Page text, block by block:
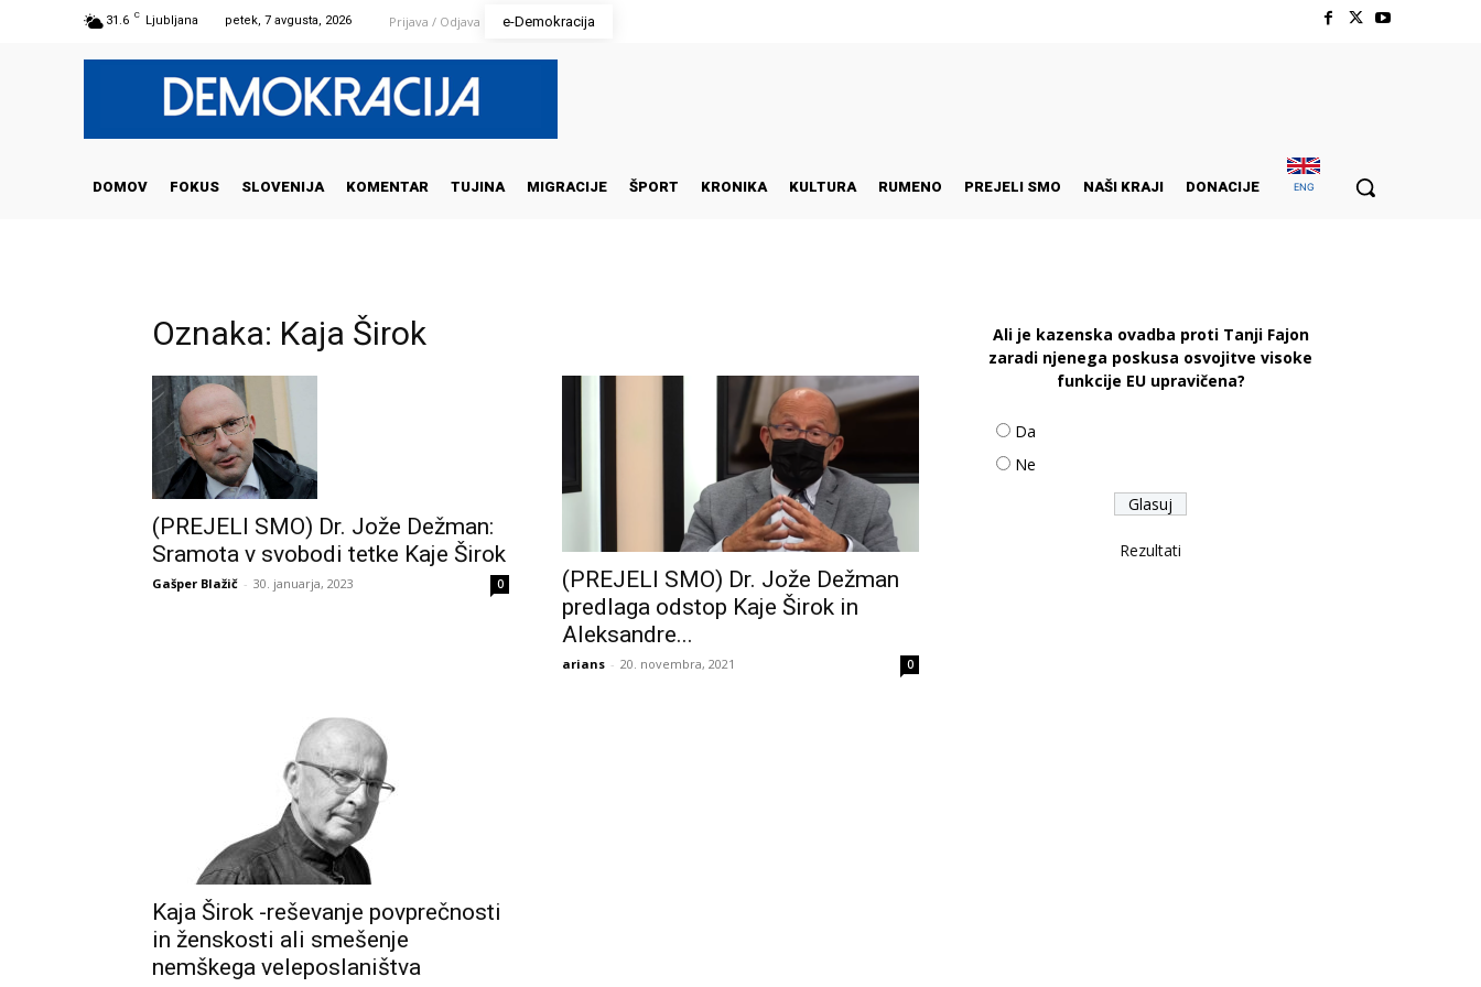
31.6 C Ljubljana petek, 7 avgusta, 2026 Prijava / Odjava e-Demokracija
DOMOV FOKUS SLOVENIJA KOMENTAR TUJINA MIGRACIJE ŠPORT KRONIKA KULTURA RUMENO PREJELI SMO NAŠI KRAJI DONACIJE ENG
Oznaka: Kaja Širok
(PREJELI SMO) Dr. Jože Dežman:
Sramota v svobodi tetke Kaje Širok
Gašper Blažič - 30. januarja, 2023 0
(PREJELI SMO) Dr. Jože Dežman
predlaga odstop Kaje Širok in
Aleksandre...
arians - 20. novembra, 2021 0
Kaja Širok -reševanje povprečnosti
in ženskosti ali smešenje
nemškega veleposlaništva
Ali je kazenska ovadba proti Tanji Fajon
zaradi njenega poskusa osvojitve visoke
funkcije EU upravičena?
Da
Ne
Rezultati